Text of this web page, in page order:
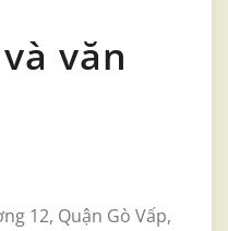
văn
12, Quận Gò Vấp,